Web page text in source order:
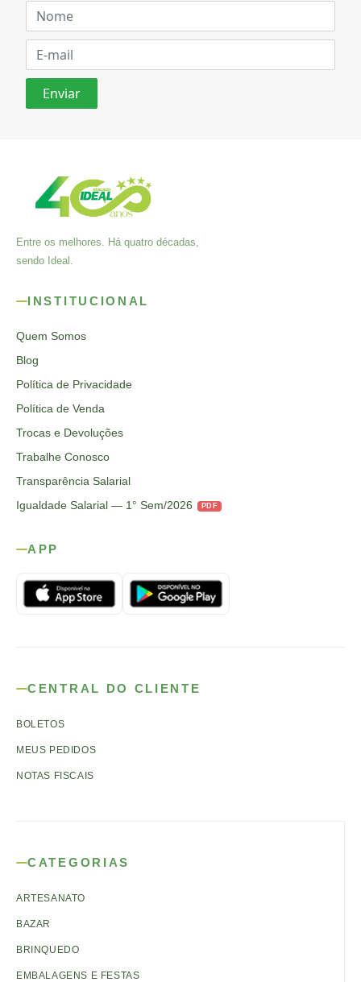
Entre os melhores. Há quatro décadas,
sendo Ideal.
INSTITUCIONAL
Quem Somos
Blog
Política de Privacidade
Política de Venda
Trocas e Devoluções
Trabalhe Conosco
Transparência Salarial
Igualdade Salarial — 1° Sem/2026
PDF
APP
CENTRAL DO CLIENTE
BOLETOS
MEUS PEDIDOS
NOTAS FISCAIS
CATEGORIAS
ARTESANATO
BAZAR
BRINQUEDO
EMBALAGENS E FESTAS